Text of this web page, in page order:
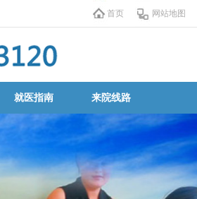
首页 网站地图
就医指南 来院线路